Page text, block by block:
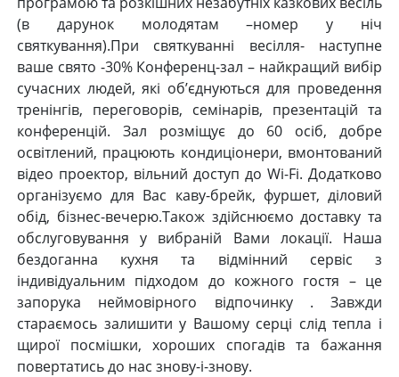
(в дарунок молодятам –номер у ніч
святкування).При святкуванні весілля- наступне
ваше свято -30% Конференц-зал – найкращий вибір
сучасних людей, які об’єднуються для проведення
тренінгів, переговорів, семінарів, презентацій та
конференцій. Зал розміщує до 60 осіб, добре
освітлений, працюють кондиціонери, вмонтований
відео проектор, вільний доступ до Wi-Fi. Додатково
організуємо для Вас каву-брейк, фуршет, діловий
обід, бізнес-вечерю.Також здійснюємо доставку та
обслуговування у вибраній Вами локації. Наша
бездоганна кухня та відмінний сервіс з
індивідуальним підходом до кожного гостя – це
запорука неймовірного відпочинку . Завжди
стараємось залишити у Вашому серці слід тепла і
щирої посмішки, хороших спогадів та бажання
повертатись до нас знову-і-знову.